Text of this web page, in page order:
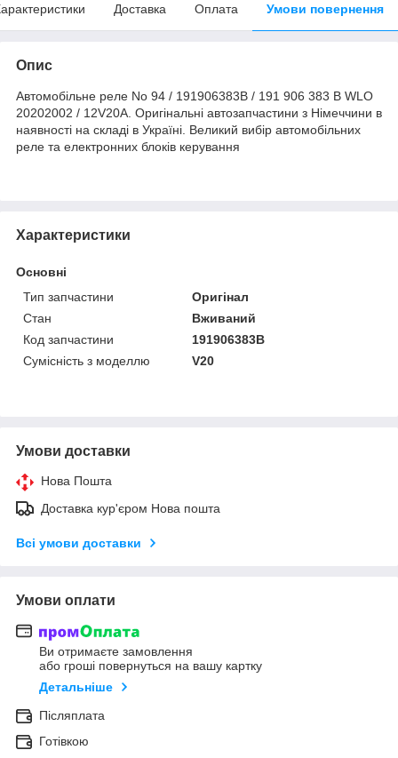
Доставка Оплата Умови повернення
Опис
Автомобільне реле No 94 / 191906383B / 191 906 383 B WLO
20202002 / 12V20A. Оригінальні автозапчастини з Німеччини в
наявності на складі в Україні. Великий вибір автомобільних
реле та електронних блоків керування
Характеристики
Основні
Тип запчастини
Оригінал
Стан
Вживаний
Код запчастини
191906383B
Сумісність з моделлю
V20
Умови доставки
Нова Пошта
Доставка кур'єром Нова пошта
Всі умови доставки
Умови оплати
Ви отримаєте замовлення
або гроші повернуться на вашу картку
Детальніше
Післяплата
Готівкою